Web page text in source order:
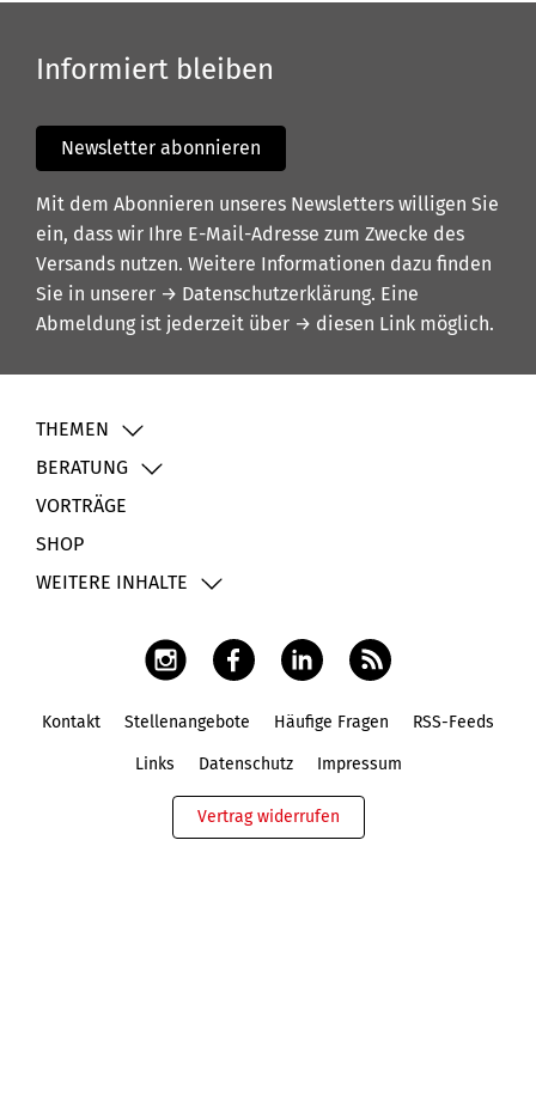
Informiert bleiben
Newsletter abonnieren
Mit dem Abonnieren unseres Newsletters willigen Sie
ein, dass wir Ihre E-Mail-Adresse zum Zwecke des
Versands nutzen. Weitere Informationen dazu finden
Sie in unserer → Datenschutzerklärung. Eine
Abmeldung ist jederzeit über → diesen Link möglich.
THEMEN
BERATUNG
VORTRÄGE
SHOP
WEITERE INHALTE
Kontakt Stellenangebote Häufige Fragen RSS-Feeds
Links Datenschutz Impressum
Vertrag widerrufen